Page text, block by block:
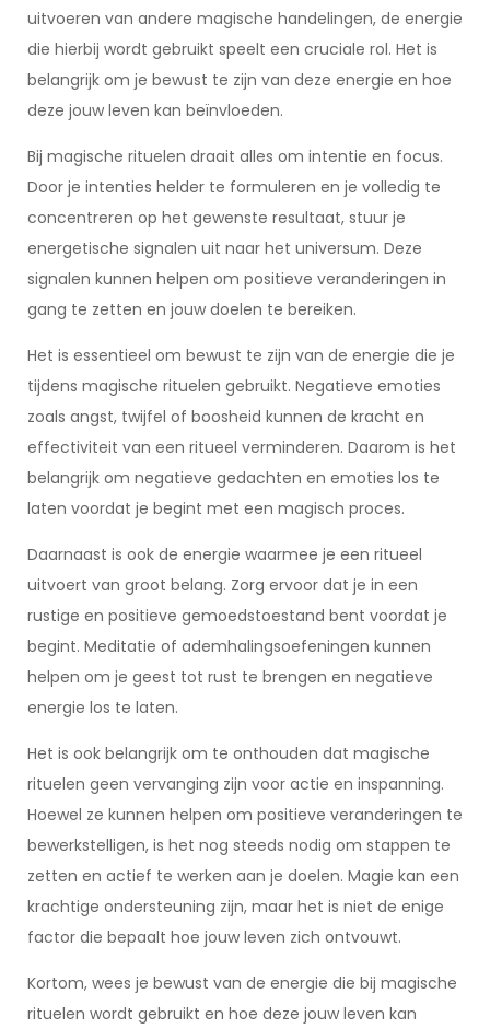
uitvoeren van andere magische handelingen, de energie
die hierbij wordt gebruikt speelt een cruciale rol. Het is
belangrijk om je bewust te zijn van deze energie en hoe
deze jouw leven kan beïnvloeden.
Bij magische rituelen draait alles om intentie en focus.
Door je intenties helder te formuleren en je volledig te
concentreren op het gewenste resultaat, stuur je
energetische signalen uit naar het universum. Deze
signalen kunnen helpen om positieve veranderingen in
gang te zetten en jouw doelen te bereiken.
Het is essentieel om bewust te zijn van de energie die je
tijdens magische rituelen gebruikt. Negatieve emoties
zoals angst, twijfel of boosheid kunnen de kracht en
effectiviteit van een ritueel verminderen. Daarom is het
belangrijk om negatieve gedachten en emoties los te
laten voordat je begint met een magisch proces.
Daarnaast is ook de energie waarmee je een ritueel
uitvoert van groot belang. Zorg ervoor dat je in een
rustige en positieve gemoedstoestand bent voordat je
begint. Meditatie of ademhalingsoefeningen kunnen
helpen om je geest tot rust te brengen en negatieve
energie los te laten.
Het is ook belangrijk om te onthouden dat magische
rituelen geen vervanging zijn voor actie en inspanning.
Hoewel ze kunnen helpen om positieve veranderingen te
bewerkstelligen, is het nog steeds nodig om stappen te
zetten en actief te werken aan je doelen. Magie kan een
krachtige ondersteuning zijn, maar het is niet de enige
factor die bepaalt hoe jouw leven zich ontvouwt.
Kortom, wees je bewust van de energie die bij magische
rituelen wordt gebruikt en hoe deze jouw leven kan